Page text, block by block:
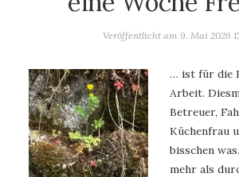
Veröffentlicht am 9. Mai 2026
… ist für die
Arbeit.
Betreuer,
Küchenfrau
bisschen
mehr als